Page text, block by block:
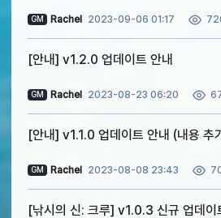
GM Rachel 2023-09-06 01:17
[안내] v1.2.0 업데이트 안내
GM Rachel 2023-08-23 06:20
[안내] v1.1.0 업데이트 안내 (내용 추
GM Rachel 2023-08-08 23:43
[낚시의 신: 크루] v1.0.3 신규 업데이